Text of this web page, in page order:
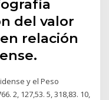
del valor
relación
y el Peso
2, 127,53. 5, 318,83. 10,